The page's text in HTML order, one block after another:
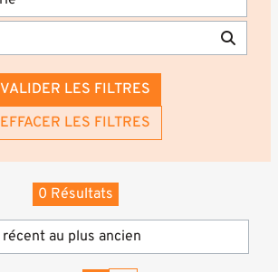
VALIDER LES FILTRES
EFFACER LES FILTRES
0 Résultats